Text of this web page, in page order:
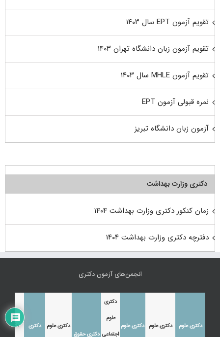
تقویم آزمون EPT سال ۱۴۰۳
تقویم آزمون زبان دانشگاه تهران ۱۴۰۳
تقویم آزمون MHLE سال ۱۴۰۳
نمره قبولی آزمون EPT
آزمون زبان دانشگاه تبریز
دکتری وزارت بهداشت
زمان کنکور دکتری وزارت بهداشت ۱۴۰۴
دفترچه دکتری وزارت بهداشت ۱۴۰۴
انجمن‌های آزمون دکتری
دکتری علوم دکتری علوم دکتری علوم
دکتری
علوم
اجتماعی دکتری حقوق
دکتری علوم دکتری دکتری